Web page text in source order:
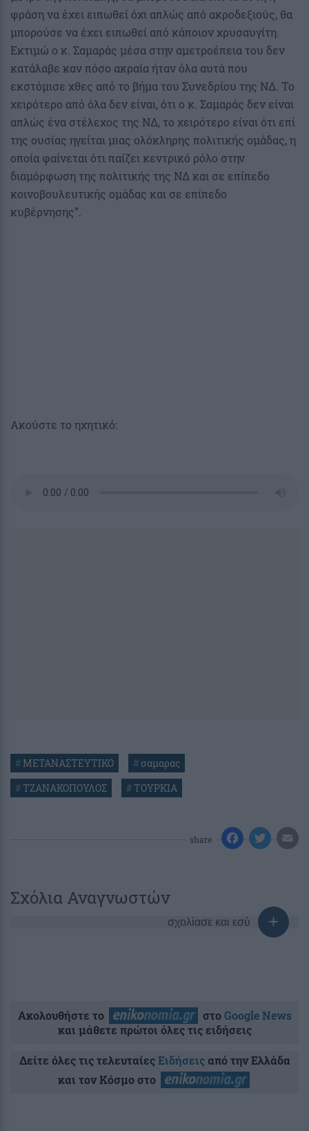
φράση να έχει ειπωθεί όχι απλώς από ακροδεξιούς, θα
μπορούσε να έχει ειπωθεί από κάποιον χρυσαυγίτη.
Εκτιμώ ο κ. Σαμαράς μέσα στην αμετροέπεια του δεν
κατάλαβε καν πόσο ακραία ήταν όλα αυτά που
εκστόμισε χθες από το βήμα του Συνεδρίου της ΝΔ. Το
χειρότερο από όλα δεν είναι, ότι ο κ. Σαμαράς δεν είναι
απλώς ένα στέλεχος της ΝΔ, το χειρότερο είναι ότι επί
της ουσίας ηγείται μιας ολόκληρης πολιτικής ομάδας, η
οποία φαίνεται ότι παίζει κεντρικό ρόλο στην
διαμόρφωση της πολιτικής της ΝΔ και σε επίπεδο
κοινοβουλευτικής ομάδας και σε επίπεδο
κυβέρνησης”.
Ακούστε το ηχητικό:
# ΜΕΤΑΝΑΣΤΕΥΤΙΚΟ # σαμαρας
# ΤΖΑΝΑΚΟΠΟΥΛΟΣ # ΤΟΥΡΚΙΑ
share
Σχόλια Αναγνωστών
σχολίασε και εσύ
Ακολουθήστε το στοGoogle News
και μάθετε πρώτοι όλες τις ειδήσεις
Δείτε όλες τις τελευταίεςΕιδήσειςαπό την Ελλάδα
και τον Κόσμο στο